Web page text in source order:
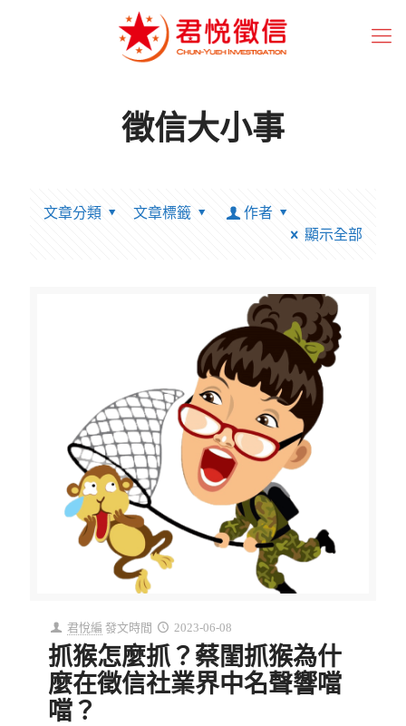
徵信大小事
文章分類 文章標籤
作者
顯示全部
君悅編 發文時間 2023-06-08
抓猴怎麼抓？蔡閨抓猴為什
麼在徵信社業界中名聲響噹
噹？